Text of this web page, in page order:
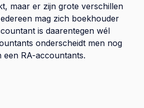
maar er zijn grote verschillen
mag zich boekhouder
is daarentegen wél
onderscheidt men nog
RA-accountants.